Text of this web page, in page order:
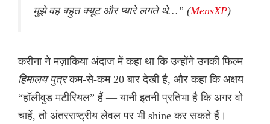
मुझे वह बहुत क्यूट और प्यारे लगते थे…” (MensXP)
करीना ने मज़ाकिया अंदाज में कहा था कि उन्होंने उनकी फिल्म
हिमालय पुत्रकम-से-कम 20 बार देखी है, और कहा कि अक्षय
“हॉलीवुड मटीरियल” हैं — यानी इतनी प्रतिभा है कि अगर वो
चाहें, तो अंतरराष्ट्रीय लेवल पर भी shine कर सकते हैं।